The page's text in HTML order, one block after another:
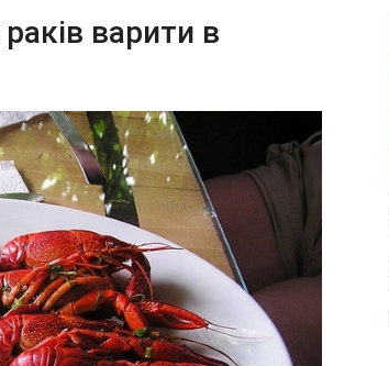
варити в